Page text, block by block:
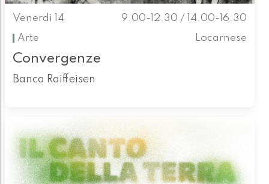
Venerdì 14
9.00-12.30 / 14.00-16.30
Arte
Locarnese
Convergenze
Banca Raiffeisen